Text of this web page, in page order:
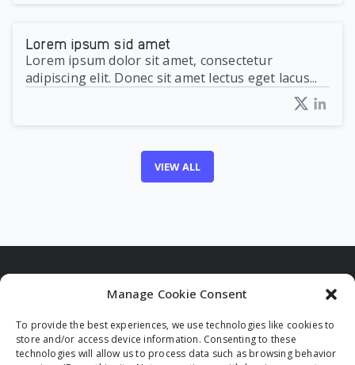
Manage Cookie Consent
To provide the best experiences, we use technologies like cookies to
store and/or access device information. Consenting to these
technologies will allow us to process data such as browsing behavior
Lorem ipsum sid amet
Lorem ipsum dolor sit amet, consectetur
adipiscing elit. Donec sit amet lectus eget lacus...
VIEW ALL
Funded by the European Union. Views and opinions
expressed are however those of the author(s) only and
do not necessarily reflect those of the European Union